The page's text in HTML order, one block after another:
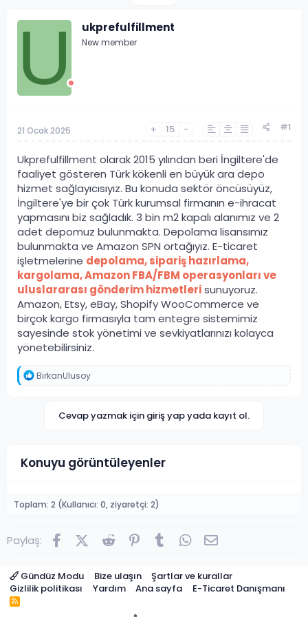
U ukprefulfillment
New member
21 Ocak 2025 + 15 - #1
Ukprefulfillment olarak 2015 yılından beri İngiltere'de
faaliyet gösteren Türk kökenli en büyük ara depo
hizmet sağlayıcısıyız. Bu konuda sektör öncüsüyüz,
İngiltere'ye bir çok Türk kurumsal firmanın e-ihracat
yapmasını biz sağladık. 3 bin m2 kapalı alanımız ve 2
adet depomuz bulunmakta. Depolama lisansımız
bulunmakta ve Amazon SPN ortağıyız. E-ticaret
işletmelerine depolama, sipariş hazırlama,
kargolama, Amazon FBA/FBM operasyonları ve
uluslararası gönderim hizmetlerisunuyoruz.
Amazon, Etsy, eBay, Shopify WooCommerce ve
birçok kargo firmasıyla tam entegre sistemimiz
sayesinde stok yönetimi ve sevkiyatlarınızı kolayca
yönetebilirsiniz.
T
e
:
BirkanUlusoy
Cevap yazmak için giriş yap yada kayıt ol.
Konuyu görüntüleyenler
Toplam: 2 (Kullanıcı: 0, ziyaretçi: 2)
Paylaş: FacebookX (Twitter)
Reddit Pinterest
Tumblr WhatsApp
Gündüz Modu Bize ulaşın
Şartlar ve kurallar
Gizlilik politikası
Yardım Ana sayfa E-Ticaret Danışmanı
R
S